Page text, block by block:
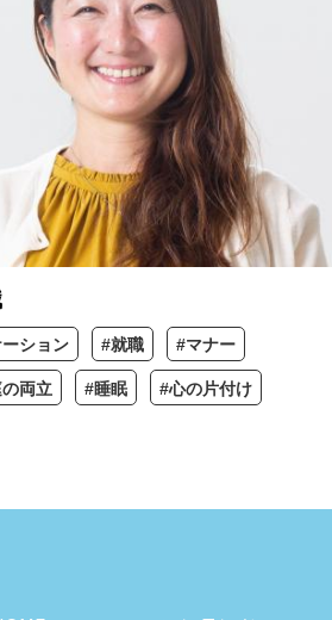
ション #就職 #マナー
両立 #睡眠 #心の片付け